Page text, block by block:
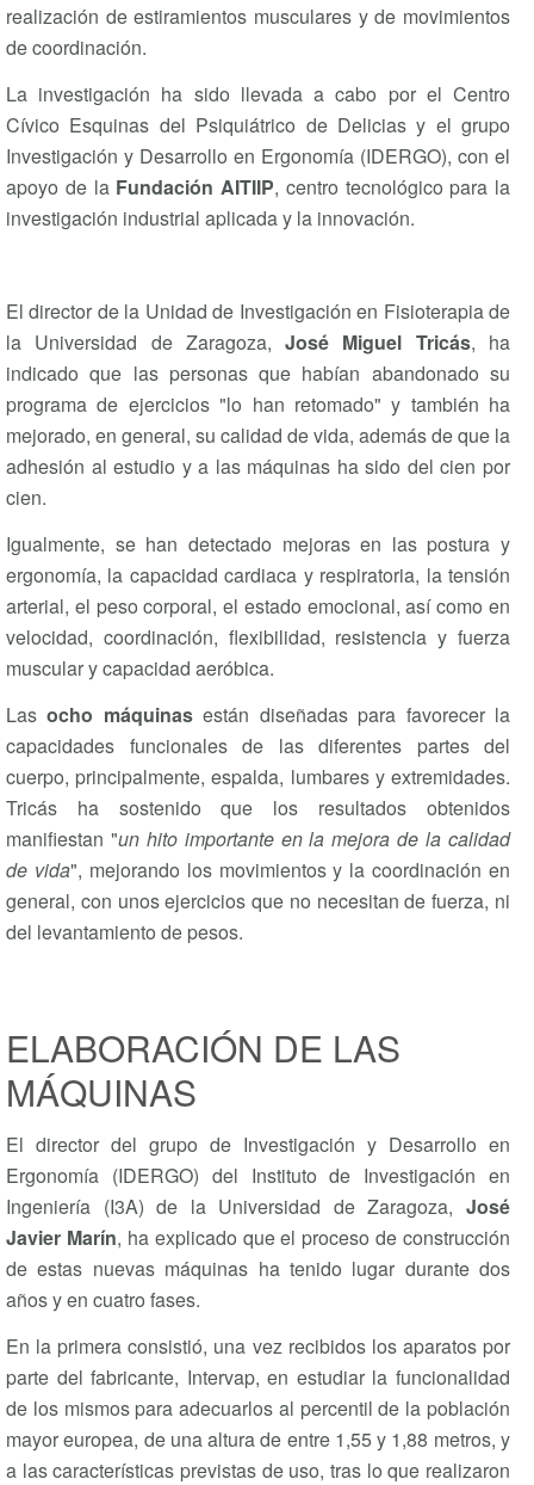
realización de estiramientos musculares y de movimientos
de coordinación.
La investigación ha sido llevada a cabo por el Centro
Cívico Esquinas del Psiquiátrico de Delicias y el grupo
Investigación y Desarrollo en Ergonomía (IDERGO), con el
apoyo de la Fundación AITIIP, centro tecnológico para la
investigación industrial aplicada y la innovación.
El director de la Unidad de Investigación en Fisioterapia de
la Universidad de Zaragoza, José Miguel Tricás, ha
indicado que las personas que habían abandonado su
programa de ejercicios "lo han retomado" y también ha
mejorado, en general, su calidad de vida, además de que la
adhesión al estudio y a las máquinas ha sido del cien por
cien.
Igualmente, se han detectado mejoras en las postura y
ergonomía, la capacidad cardiaca y respiratoria, la tensión
arterial, el peso corporal, el estado emocional, así como en
velocidad, coordinación, flexibilidad, resistencia y fuerza
muscular y capacidad aeróbica.
Lasocho máquinasestán diseñadas para favorecer la
capacidades funcionales de las diferentes partes del
cuerpo, principalmente, espalda, lumbares y extremidades.
Tricás ha sostenido que los resultados obtenidos
manifiestan "un hito importante en la mejora de la calidad
de vida", mejorando los movimientos y la coordinación en
general, con unos ejercicios que no necesitan de fuerza, ni
del levantamiento de pesos.
ELABORACIÓN DE LAS
MÁQUINAS
El director del grupo de Investigación y Desarrollo en
Ergonomía (IDERGO) del Instituto de Investigación en
Ingeniería (I3A) de la Universidad de Zaragoza, José
Javier Marín, ha explicado que el proceso de construcción
de estas nuevas máquinas ha tenido lugar durante dos
años y en cuatro fases.
En la primera consistió, una vez recibidos los aparatos por
parte del fabricante, Intervap, en estudiar la funcionalidad
de los mismos para adecuarlos al percentil de la población
mayor europea, de una altura de entre 1,55 y 1,88 metros, y
a las características previstas de uso, tras lo que realizaron